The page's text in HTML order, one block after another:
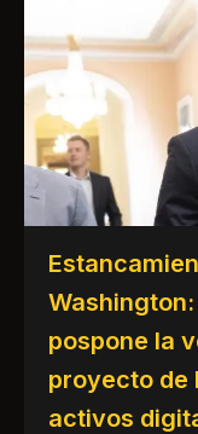
Washington:
pospone la
proyecto de
activos